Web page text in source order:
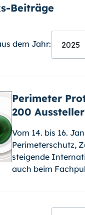
Beiträge
dem Jahr:
Perimeter
200 Aussteller
Vom 14. bis 16.
Perimeterschutz,
steigende
auch beim